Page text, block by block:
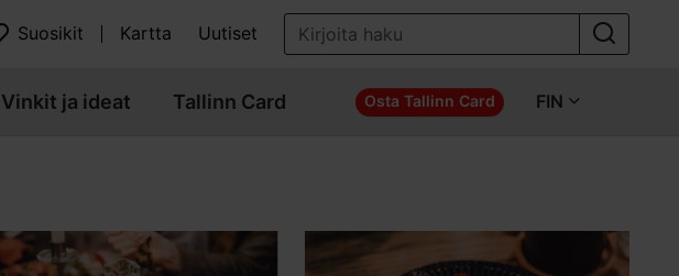
Suosikit Kartta Uutiset
Vinkit ja ideat Tallinn Card Osta Tallinn Card FIN